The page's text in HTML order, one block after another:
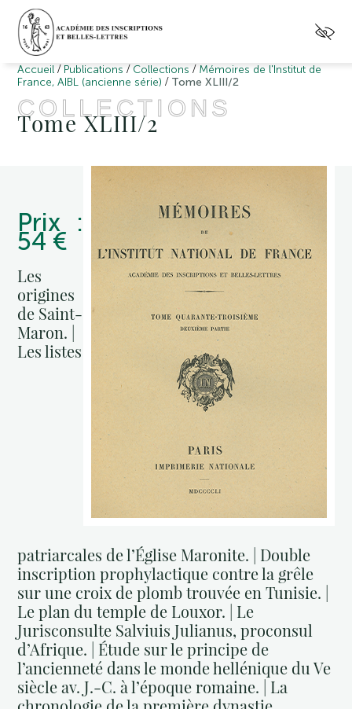
Accueil / Publications / Collections / Mémoires de l'Institut de
France, AIBL (ancienne série) / Tome XLIII/2
COLLECTIONS
Tome XLIII/2
Prix :
54 €
Les
origines
de Saint-
Maron. |
Les listes
patriarcales de l’Église Maronite. | Double
inscription prophylactique contre la grêle
sur une croix de plomb trouvée en Tunisie. |
Le plan du temple de Louxor. | Le
Jurisconsulte Salviuis Julianus, proconsul
d’Afrique. | Étude sur le principe de
l’ancienneté dans le monde hellénique du Ve
siècle av. J.-C. à l’époque romaine. | La